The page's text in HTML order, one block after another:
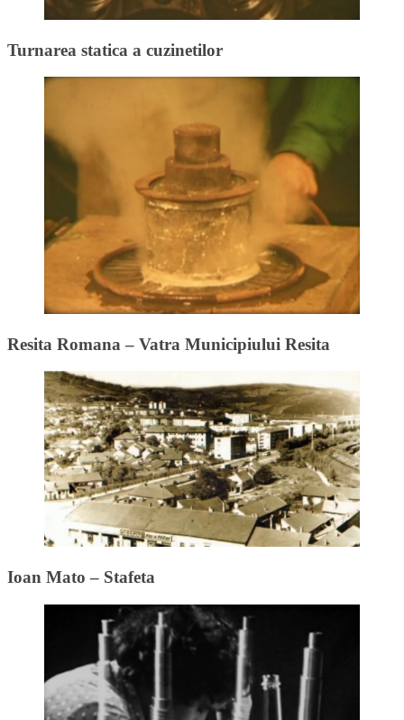
Turnarea statica a cuzinetilor
Resita Romana – Vatra Municipiului Resita
Ioan Mato – Stafeta